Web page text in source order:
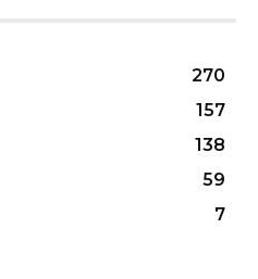
270
157
138
59
7